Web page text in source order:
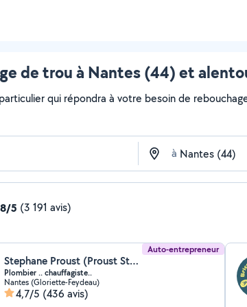
de trou à Nantes (44) et
qui répondra à votre besoin de
à
5 (3 191 avis)
Auto-entrepreneur
Stephane Proust (Proust Stéphane)
Plombier .. chauffagiste..
Nantes (Gloriette-Feydeau)
4,7/5 (436 avis)